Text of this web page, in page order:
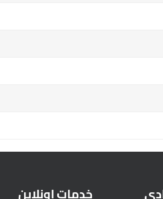
خدمات اونلاين